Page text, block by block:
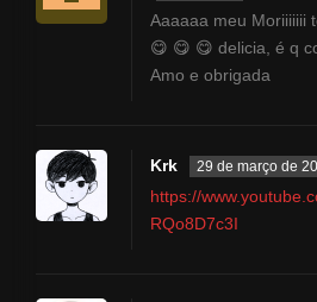
Aaaaaa meu Moriiiiiii
😋 😋 😋 delicia, é q
Amo e obrigada
Krk 29 de março de
https://
RQo8D7c3I